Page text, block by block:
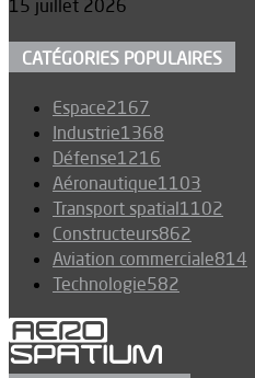
15 juillet 2026
CATÉGORIES POPULAIRES
Espace2167
Industrie1368
Défense1216
Aéronautique1103
Transport spatial1102
Constructeurs862
Aviation commerciale814
Technologie582